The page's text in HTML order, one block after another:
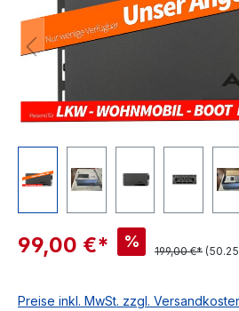
99,00 €* %
199,00 €*
Preise inkl. MwSt. zzgl.